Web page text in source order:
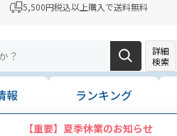
5,500円税込以上購入で送料無料
詳細
検索
報 ランキング
【重要】夏季休業のお知らせ